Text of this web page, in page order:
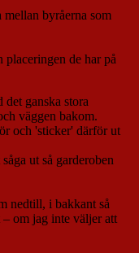
byråerna som
placeringen de har på
det ganska stora
väggen bakom.
och 'sticker' därför ut
ut så garderoben
nedtill, i bakkant så
om jag inte väljer att